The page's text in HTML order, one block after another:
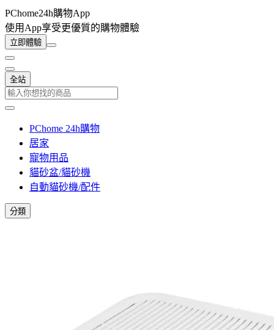
PChome24h購物App
使用App享受更優質的購物體驗
立即體驗
全站
PChome 24h購物
居家
寵物用品
貓砂盆/貓砂機
自動貓砂機/配件
分類